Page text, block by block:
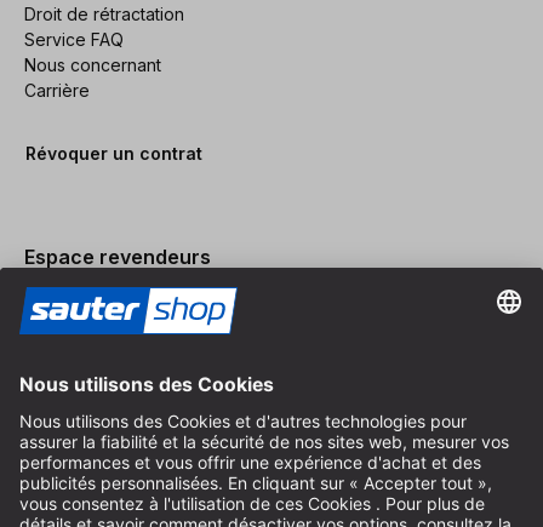
Droit de rétractation
Service FAQ
Nous concernant
Carrière
Révoquer un contrat
Espace revendeurs
Devenir revendeur
Mentions légales
Conditions Générales
Protection des Données